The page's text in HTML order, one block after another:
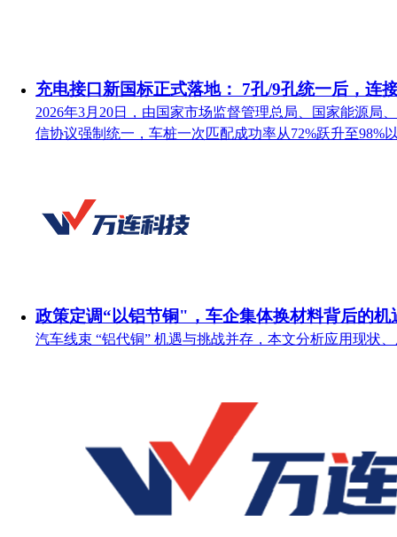
充电接口新国标正式落地： 7孔/9孔统一后，连
2026年3月20日，由国家市场监督管理总局、国家能源局
信协议强制统一，车桩一次匹配成功率从72%跃升至
政策定调“以铝节铜"，车企集体换材料背后的机
汽车线束 “铝代铜” 机遇与挑战并存，本文分析应用现状